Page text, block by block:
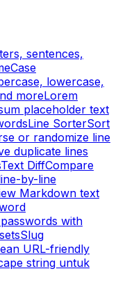
sentences,
Case
lowercase,
moreLorem
placeholder text
Line SorterSort
or randomize line
duplicate lines
Text DiffCompare
by-line
Markdown text
with
Slug
URL-friendly
string untuk